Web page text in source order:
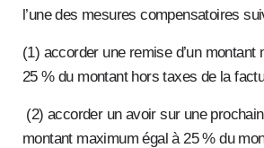
l’une des mesures compensatoires
(1) accorder une remise d’un montant
25 % du montant hors taxes de la
(2) accorder un avoir sur une
montant maximum égal à 25 % du